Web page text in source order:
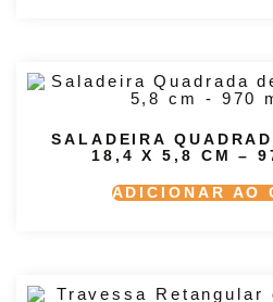
SALADEIRA
18,4 X 5,8 CM –
ADICIONAR AO